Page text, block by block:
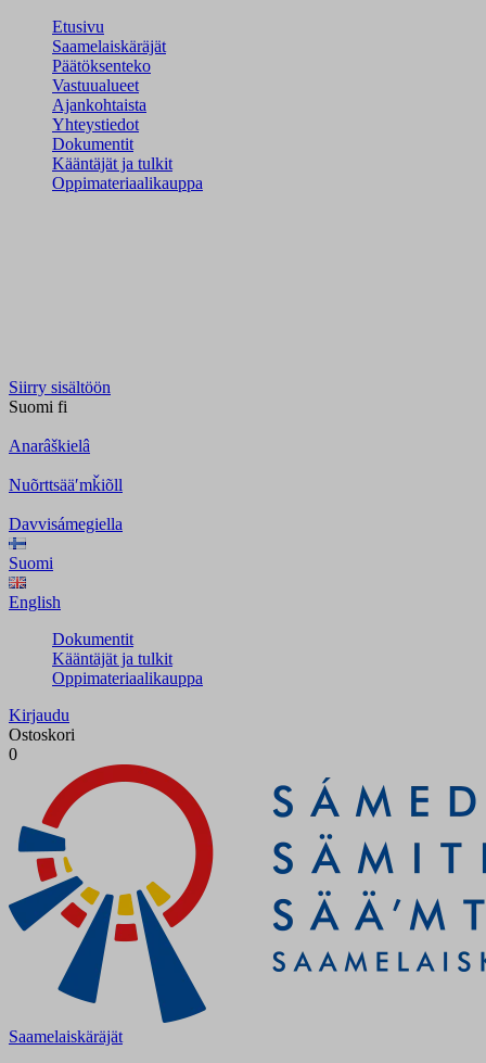
Etusivu
Saamelaiskäräjät
Päätöksenteko
Vastuualueet
Ajankohtaista
Yhteystiedot
Dokumentit
Kääntäjät ja tulkit
Oppimateriaalikauppa
Siirry sisältöön
Suomi fi
Anarâškielâ
Nuõrttsääʹmǩiõll
Davvisámegiella
Suomi
English
Dokumentit
Kääntäjät ja tulkit
Oppimateriaalikauppa
Kirjaudu
Ostoskori
0
Saamelaiskäräjät